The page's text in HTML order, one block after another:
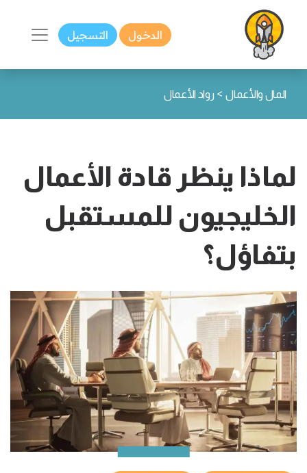
الدخول التسجيل
المال والأعمال > رواد الأعمال
لماذا ينظر قادة الأعمال
الخليجيون للمستقبل
بتفاؤل؟